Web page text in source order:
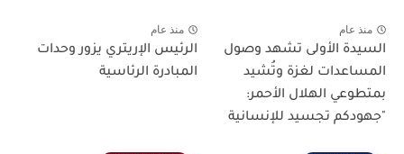
منذ عام
السيدة الأولى تشهد وصول
المساعدات لغزة وتُشيد
بمتطوعي الهلال الأحمر:
"جهودكم تجسيد للإنسانية
منذ عام
الرئيس الإريتري يزور وحدات
المبادرة الرئاسية